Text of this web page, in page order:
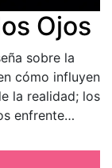
Ojos
sobre la
cómo influyen
la realidad; los
enfrente…